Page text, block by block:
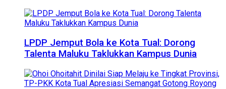
LPDP Jemput Bola ke Kota Tual: Dorong
Talenta Maluku Taklukkan Kampus Dunia